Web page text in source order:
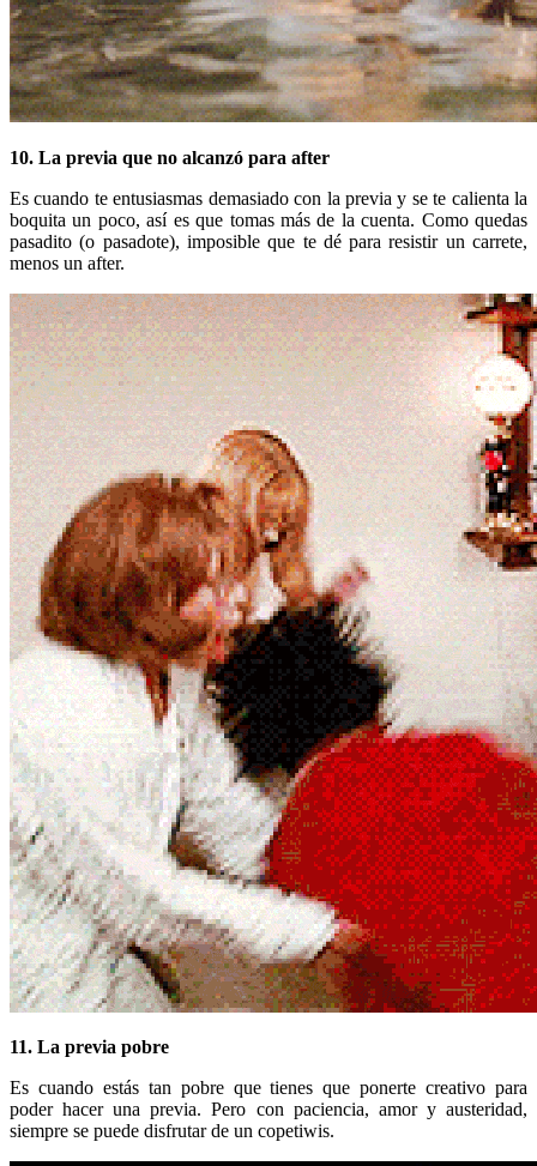
10. La previa que no alcanzó para after
Es cuando te entusiasmas demasiado con la previa y se te calienta la
boquita un poco, así es que tomas más de la cuenta. Como quedas
pasadito (o pasadote), imposible que te dé para resistir un carrete,
menos un after.
11. La previa pobre
Es cuando estás tan pobre que tienes que ponerte creativo para
poder hacer una previa. Pero con paciencia, amor y austeridad,
siempre se puede disfrutar de un copetiwis.